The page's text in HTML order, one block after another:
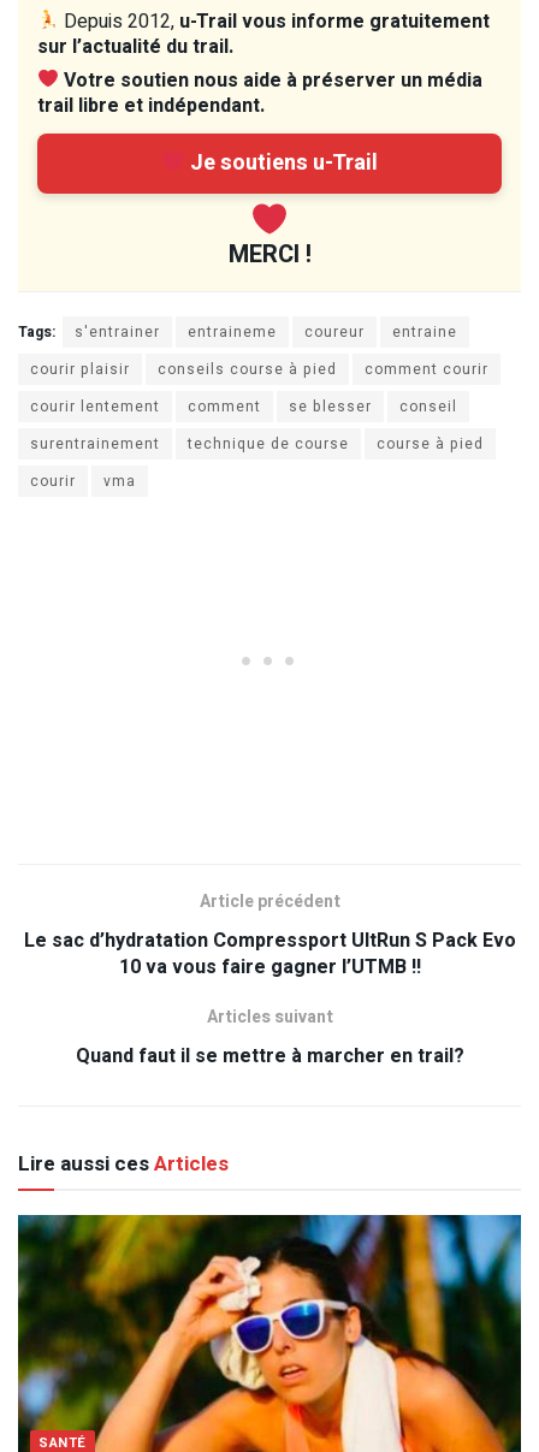
Depuis 2012, u-Trail vous informe gratuitement
sur l’actualité du trail.
Votre soutien nous aide à préserver un média
trail libre et indépendant.
Je soutiens u-Trail
MERCI !
Tags: s'entrainer entraineme coureur
entraine
courir plaisir
conseils course à pied
comment courir
courir lentement
comment se blesser
conseil
surentrainement
technique de course
course à pied
courir
vma
Article précédent
Le sac d’hydratation Compressport UltRun S Pack Evo
10 va vous faire gagner l’UTMB !!
Articles suivant
Quand faut il se mettre à marcher en trail?
Lire aussi cesArticles
SANTÉ